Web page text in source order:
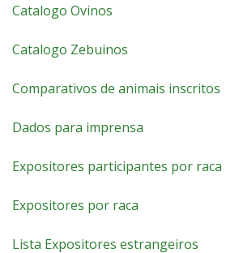
Catalogo Ovinos
Catalogo Zebuinos
Comparativos de animais inscritos
Dados para imprensa
Expositores participantes por raca
Expositores por raca
Lista Expositores estrangeiros